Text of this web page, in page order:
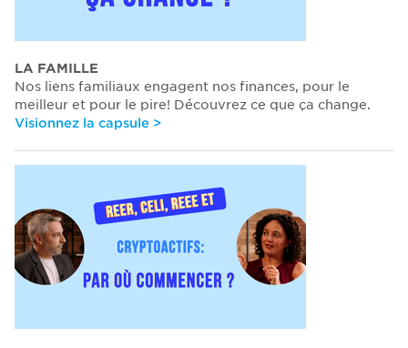
LA FAMILLE
Nos liens familiaux engagent nos finances, pour le
meilleur et pour le pire! Découvrez ce que ça change.
Visionnez la capsule >